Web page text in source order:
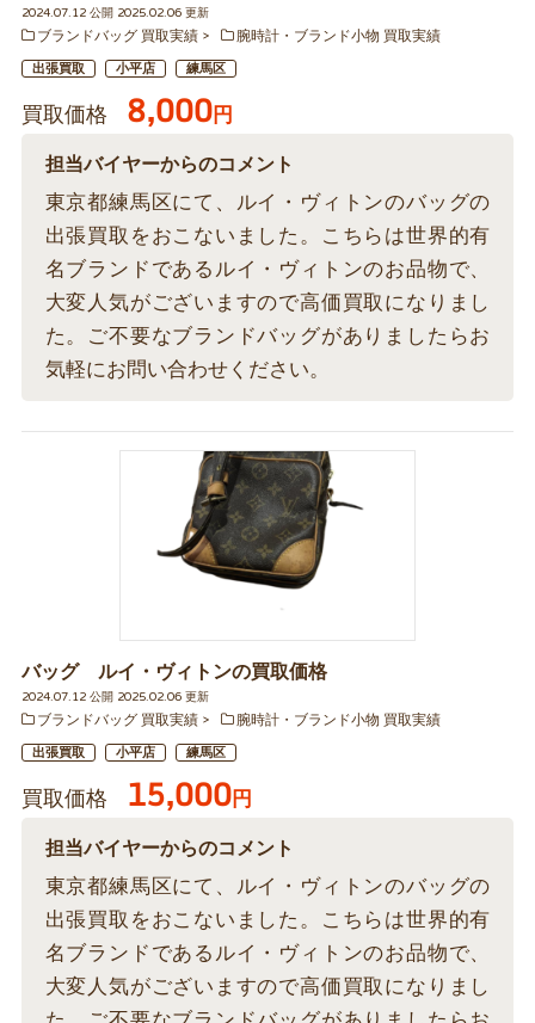
2024.07.12 公開 2025.02.06 更新
ブランドバッグ 買取実績
腕時計・ブランド小物 買取実績
出張買取 小平店 練馬区
買取価格 8,000円
担当バイヤーからのコメント
東京都練馬区にて、ルイ・ヴィトンのバッグの
出張買取をおこないました。こちらは世界的有
名ブランドであるルイ・ヴィトンのお品物で、
大変人気がございますので高価買取になりまし
た。ご不要なブランドバッグがありましたらお
気軽にお問い合わせください。
バッグ ルイ・ヴィトンの買取価格
2024.07.12 公開 2025.02.06 更新
ブランドバッグ 買取実績
腕時計・ブランド小物 買取実績
出張買取 小平店 練馬区
買取価格 15,000円
担当バイヤーからのコメント
東京都練馬区にて、ルイ・ヴィトンのバッグの
出張買取をおこないました。こちらは世界的有
名ブランドであるルイ・ヴィトンのお品物で、
大変人気がございますので高価買取になりまし